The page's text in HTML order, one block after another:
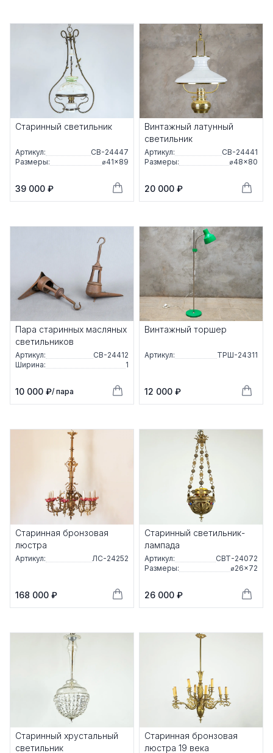
Старинный светильник
Артикул:
СВ-24447
Размеры:
⌀41×89
39 000 ₽
Винтажный латунный
светильник
Артикул:
СВ-24441
Размеры:
⌀48×80
20 000 ₽
Пара старинных масляных
светильников
Артикул:
СВ-24412
Ширина:
1
10 000 ₽/ пара
Винтажный торшер
Артикул: ТРШ-24311
12 000 ₽
Старинная бронзовая
люстра
Артикул: ЛС-24252
168 000 ₽
Старинный светильник-
лампада
Артикул:
СВТ-24072
Размеры:
⌀26×72
26 000 ₽
Старинный хрустальный
светильник
Старинная бронзовая
люстра 19 века